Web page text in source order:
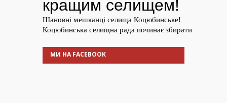
МИ НА FACEBOOK